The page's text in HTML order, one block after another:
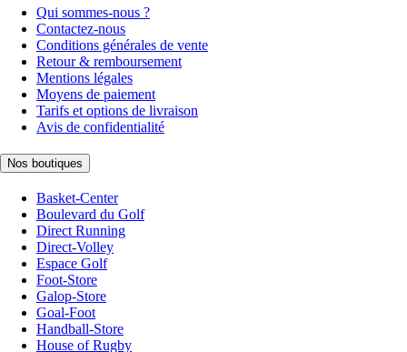
Qui sommes-nous ?
Contactez-nous
Conditions générales de vente
Retour & remboursement
Mentions légales
Moyens de paiement
Tarifs et options de livraison
Avis de confidentialité
Nos boutiques
Basket-Center
Boulevard du Golf
Direct Running
Direct-Volley
Espace Golf
Foot-Store
Galop-Store
Goal-Foot
Handball-Store
House of Rugby